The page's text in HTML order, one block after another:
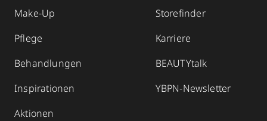
Make-Up
Pflege
Behandlungen
Inspirationen
Aktionen
Storefinder
Karriere
BEAUTYtalk
YBPN-Newsletter